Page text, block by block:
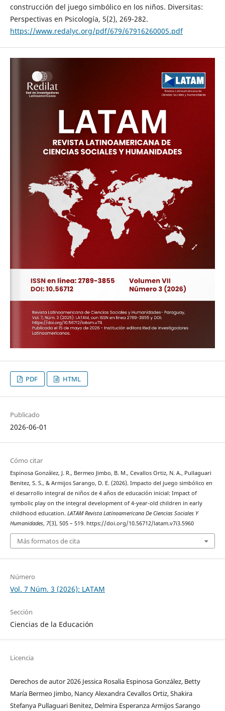
construcción del juego simbólico en los niños. Diversitas:
Perspectivas en Psicología, 5(2), 269-282.
https://www.redalyc.org/pdf/679/67916260005.pdf
PDF HTML
Publicado
2026-06-01
Cómo citar
Espinosa González, J. R., Bermeo Jimbo, B. M., Cevallos Ortiz, N. A., Pullaguari
Benitez, S. S., & Armijos Sarango, D. E. (2026). Impacto del juego simbólico en
el desarrollo integral de niños de 4 años de educación inicial: Impact of
symbolic play on the integral development of 4-year-old children in early
childhood education. LATAM Revista Latinoamericana De Ciencias Sociales Y
Humanidades, 7(3), 505 – 519. https://doi.org/10.56712/latam.v7i3.5960
Más formatos de cita
Número
Vol. 7 Núm. 3 (2026): LATAM
Sección
Ciencias de la Educación
Licencia
Derechos de autor 2026 Jessica Rosalia Espinosa González, Betty
María Bermeo Jimbo, Nancy Alexandra Cevallos Ortiz, Shakira
Stefanya Pullaguari Benitez, Delmira Esperanza Armijos Sarango